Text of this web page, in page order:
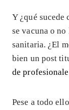
Y ¿qué sucede
se vacuna o
sanitaria. ¿El
bien un post
de
Pese a todo